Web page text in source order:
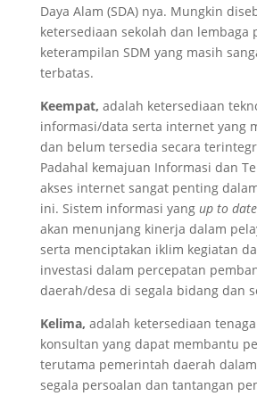
Daya Alam (SDA) nya. Mungkin
ketersediaan sekolah dan lembaga
keterampilan SDM yang masih
terbatas.
Keempat, adalah ketersediaan
informasi/data serta internet yang
dan belum tersedia secara
Padahal kemajuan Informasi dan
akses internet sangat penting
ini. Sistem informasi yang up to date
akan menunjang kinerja dalam
serta menciptakan iklim kegiatan
investasi dalam percepatan
daerah/desa di segala bidang dan
Kelima, adalah ketersediaan
konsultan yang dapat membantu
terutama pemerintah daerah
segala persoalan dan tantangan